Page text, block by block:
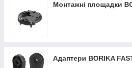
Монтажні площадки
Адаптери BORIKA